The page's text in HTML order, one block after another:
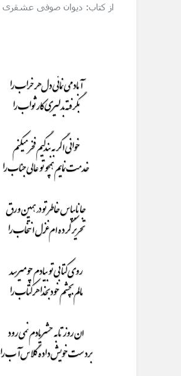
از کتاب: دیوان صوفی عشقری
آباد می نمائی دل هر خراب را
بگرفته بدلیری کار ثواب را
خوانی اگر به بندگیم فخر میکنم
خدمت نمایم همچو تو عالی جناب را
جانابپاس خاطر تو در همین ورق
تحریر کرده ام غزل انتخاب را
روی کتابی تو بیادم چو میرسد
مالم بچشم خود بخدا هر کتاب را
ان روز تا به حشریادم نمی رود
بردست خویش داده گلاس آب را